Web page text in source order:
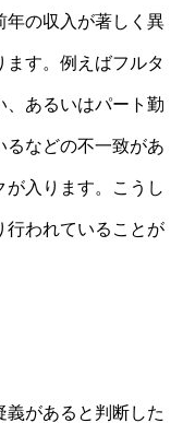
年の収入が著しく異
ます。例えばフルタ
、あるいはパート勤
るなどの不一致があ
が入ります。こうし
行われていることが
義があると判断した